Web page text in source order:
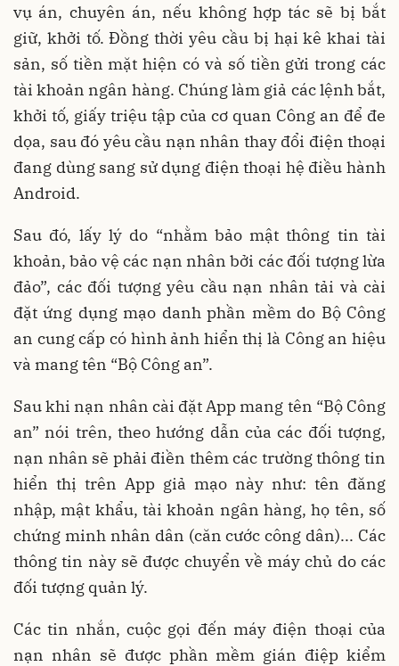
vụ án, chuyên án, nếu không hợp tác sẽ bị bắt
giữ, khởi tố. Đồng thời yêu cầu bị hại kê khai tài
sản, số tiền mặt hiện có và số tiền gửi trong các
tài khoản ngân hàng. Chúng làm giả các lệnh bắt,
khởi tố, giấy triệu tập của cơ quan Công an để đe
dọa, sau đó yêu cầu nạn nhân thay đổi điện thoại
đang dùng sang sử dụng điện thoại hệ điều hành
Android.
Sau đó, lấy lý do “nhằm bảo mật thông tin tài
khoản, bảo vệ các nạn nhân bởi các đối tượng lừa
đảo”, các đối tượng yêu cầu nạn nhân tải và cài
đặt ứng dụng mạo danh phần mềm do Bộ Công
an cung cấp có hình ảnh hiển thị là Công an hiệu
và mang tên “Bộ Công an”.
Sau khi nạn nhân cài đặt App mang tên “Bộ Công
an” nói trên, theo hướng dẫn của các đối tượng,
nạn nhân sẽ phải điền thêm các trường thông tin
hiển thị trên App giả mạo này như: tên đăng
nhập, mật khẩu, tài khoản ngân hàng, họ tên, số
chứng minh nhân dân (căn cước công dân)... Các
thông tin này sẽ được chuyển về máy chủ do các
đối tượng quản lý.
Các tin nhắn, cuộc gọi đến máy điện thoại của
nạn nhân sẽ được phần mềm gián điệp kiểm